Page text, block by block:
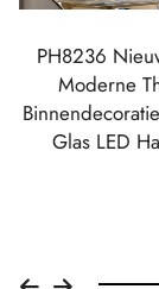
PH8236
Moderne
Glas LED